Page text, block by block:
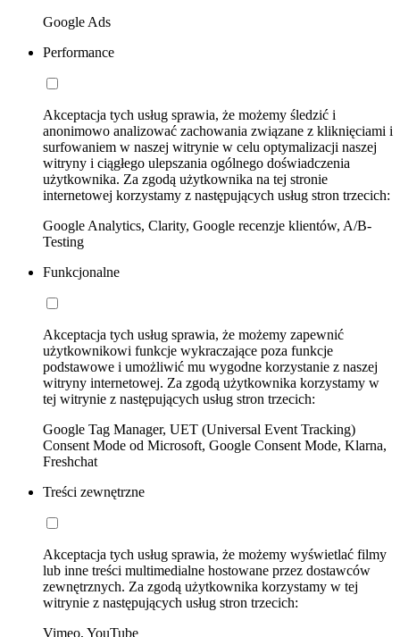
Google Ads
Performance
Akceptacja tych usług sprawia, że możemy śledzić i
anonimowo analizować zachowania związane z kliknięciami i
surfowaniem w naszej witrynie w celu optymalizacji naszej
witryny i ciągłego ulepszania ogólnego doświadczenia
użytkownika. Za zgodą użytkownika na tej stronie
internetowej korzystamy z następujących usług stron trzecich:
Google Analytics, Clarity, Google recenzje klientów, A/B-
Testing
Funkcjonalne
Akceptacja tych usług sprawia, że możemy zapewnić
użytkownikowi funkcje wykraczające poza funkcje
podstawowe i umożliwić mu wygodne korzystanie z naszej
witryny internetowej. Za zgodą użytkownika korzystamy w
tej witrynie z następujących usług stron trzecich:
Google Tag Manager, UET (Universal Event Tracking)
Consent Mode od Microsoft, Google Consent Mode, Klarna,
Freshchat
Treści zewnętrzne
Akceptacja tych usług sprawia, że możemy wyświetlać filmy
lub inne treści multimedialne hostowane przez dostawców
zewnętrznych. Za zgodą użytkownika korzystamy w tej
witrynie z następujących usług stron trzecich:
Vimeo, YouTube